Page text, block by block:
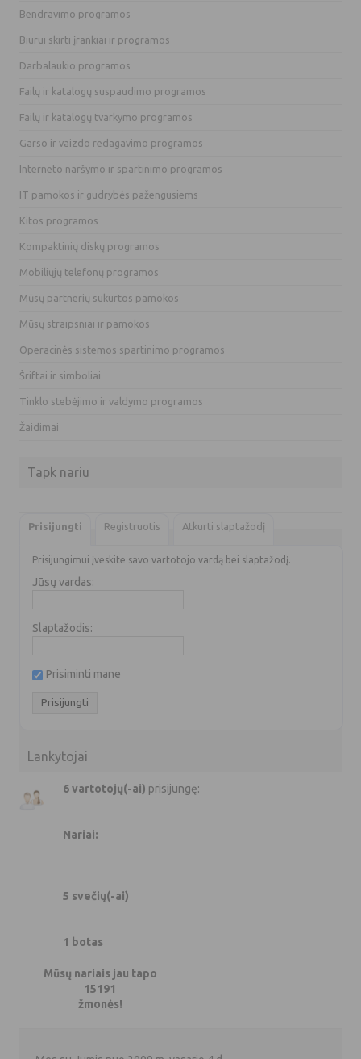
Bendravimo programos
Biurui skirti įrankiai ir programos
Darbalaukio programos
Failų ir katalogų suspaudimo programos
Failų ir katalogų tvarkymo programos
Garso ir vaizdo redagavimo programos
Interneto naršymo ir spartinimo programos
IT pamokos ir gudrybės pažengusiems
Kitos programos
Kompaktinių diskų programos
Mobiliųjų telefonų programos
Mūsų partnerių sukurtos pamokos
Mūsų straipsniai ir pamokos
Operacinės sistemos spartinimo programos
Šriftai ir simboliai
Tinklo stebėjimo ir valdymo programos
Žaidimai
Tapk nariu
Prisijungti Registruotis Atkurti slaptažodį
Prisijungimui įveskite savo vartotojo vardą bei slaptažodį.
Jūsų vardas:
Slaptažodis:
Prisiminti mane
Lankytojai
6 vartotojų(-ai) prisijungę:
Nariai:
5 svečių(-ai)
1 botas
Mūsų nariais jau tapo
15191
žmonės!